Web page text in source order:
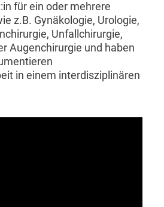
für ein oder mehrere
z.B. Gynäkologie, Urologie,
Unfallchirurgie,
Augenchirurgie und haben
in einem interdisziplinären